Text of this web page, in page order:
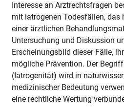
Interesse an Arztrechtsfragen
mit iatrogenen Todesfällen, das
einer ärztlichen
Untersuchung und Diskussion
Erscheinungsbild dieser Fälle,
mögliche Prävention. Der
(Iatrogenität) wird in
medizinischer Bedeutung
eine rechtliche Wertung